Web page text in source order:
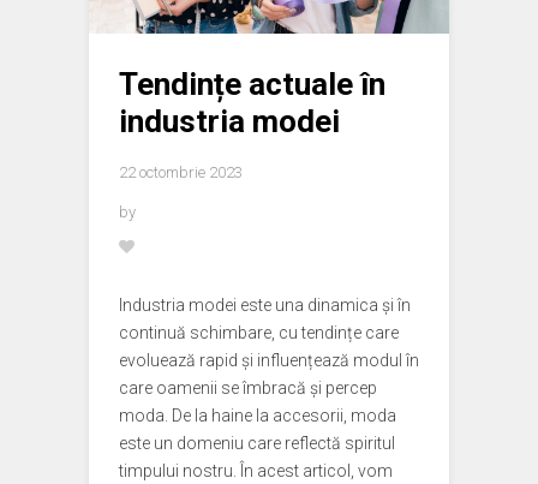
Tendințe actuale în
industria modei
22 octombrie 2023
by
Industria modei este una dinamica și în
continuă schimbare, cu tendințe care
evoluează rapid și influențează modul în
care oamenii se îmbracă și percep
moda. De la haine la accesorii, moda
este un domeniu care reflectă spiritul
timpului nostru. În acest articol, vom